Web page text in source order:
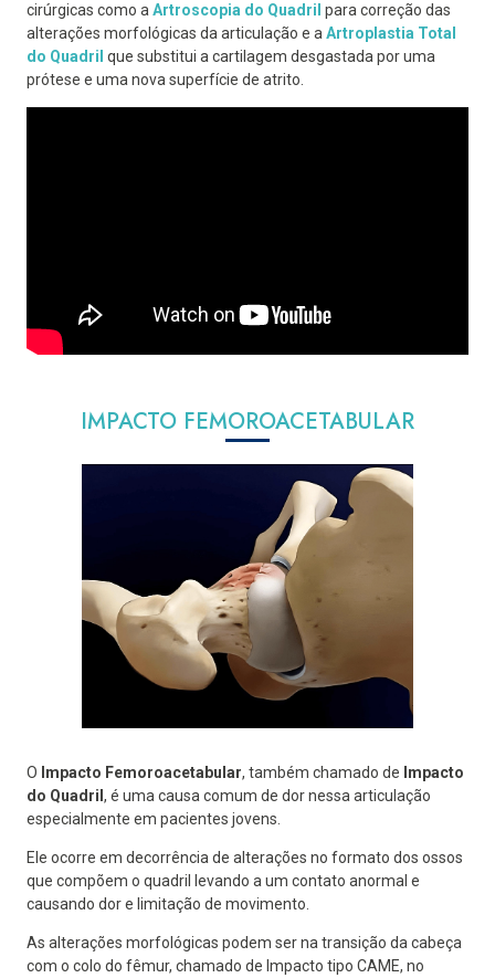
cirúrgicas como a Artroscopia do Quadril para correção das
alterações morfológicas da articulação e a Artroplastia Total
do Quadril que substitui a cartilagem desgastada por uma
prótese e uma nova superfície de atrito.
IMPACTO FEMOROACETABULAR
O Impacto Femoroacetabular, também chamado de Impacto
do Quadril , é uma causa comum de dor nessa articulação
especialmente em pacientes jovens.
Ele ocorre em decorrência de alterações no formato dos ossos
que compõem o quadril levando a um contato anormal e
causando dor e limitação de movimento.
As alterações morfológicas podem ser na transição da cabeça
com o colo do fêmur, chamado de Impacto tipo CAME, no